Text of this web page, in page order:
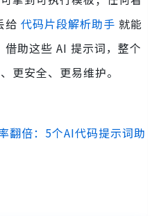
给 代码片段解析助手 就能
助这些 AI 提示词，整个
更安全、更易维护。
翻倍：5个AI代码提示词助